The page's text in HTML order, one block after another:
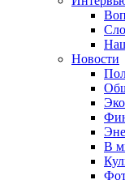
Новости
В